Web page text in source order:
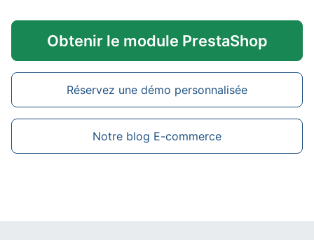
Obtenir le module PrestaShop
Réservez une démo personnalisée
Notre blog E-commerce